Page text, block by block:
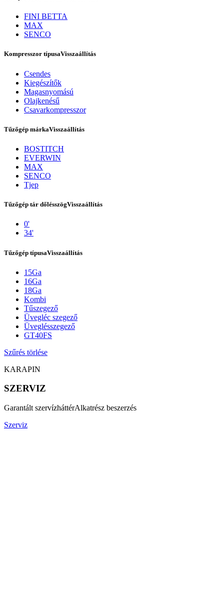
Kapcsolat
FINI BETTA
MAX
SENCO
Kompresszor típusaVisszaállítás
Csendes
Kiegészítők
Magasnyomású
Olajkenésű
Csavarkompresszor
Tűzőgép márkaVisszaállítás
BOSTITCH
EVERWIN
MAX
SENCO
Tjep
Tűzőgép tár dőlésszögVisszaállítás
0'
34'
Tűzőgép típusaVisszaállítás
15Ga
16Ga
18Ga
Kombi
Tűszegező
Üvegléc szegező
Üveglésszegező
GT40FS
Szűrés törlése
KARAPIN
SZERVIZ
Garantált szervízháttérAlkatrész beszerzés
Szerviz